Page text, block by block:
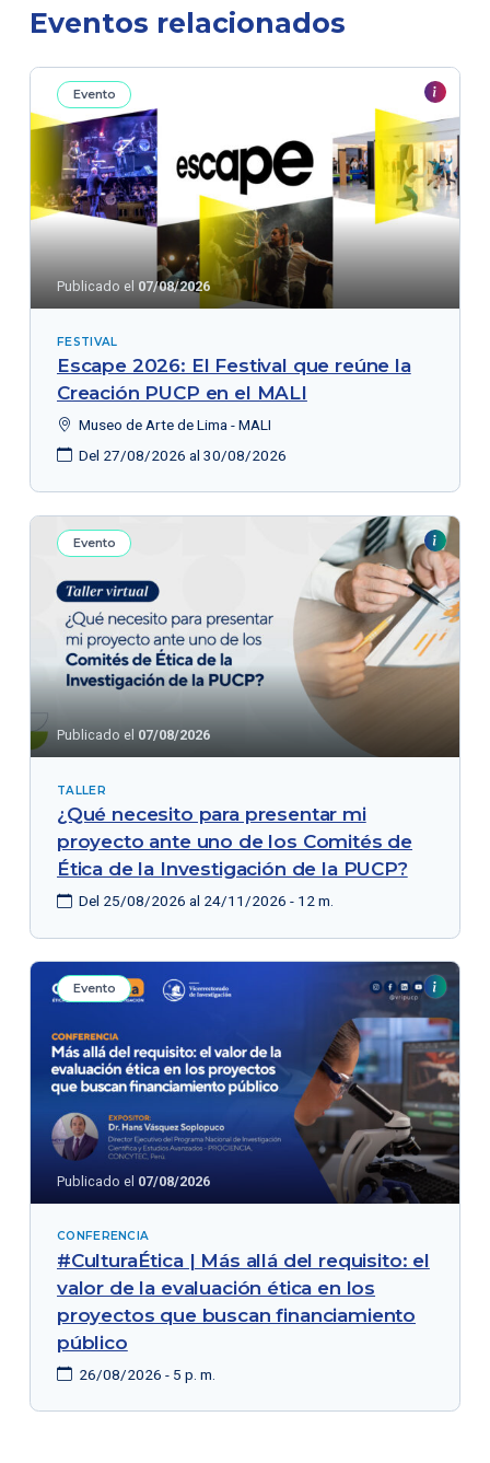
Eventos relacionados
Evento
Publicado el 07/08/2026
FESTIVAL
Escape 2026: El Festival que reúne la
Creación PUCP en el MALI
Museo de Arte de Lima - MALI
Del 27/08/2026 al 30/08/2026
Evento
Publicado el 07/08/2026
TALLER
¿Qué necesito para presentar mi
proyecto ante uno de los Comités de
Ética de la Investigación de la PUCP?
Del 25/08/2026 al 24/11/2026 - 12 m.
Evento
Publicado el 07/08/2026
CONFERENCIA
#CulturaÉtica | Más allá del requisito: el
valor de la evaluación ética en los
proyectos que buscan financiamiento
público
26/08/2026 - 5 p. m.